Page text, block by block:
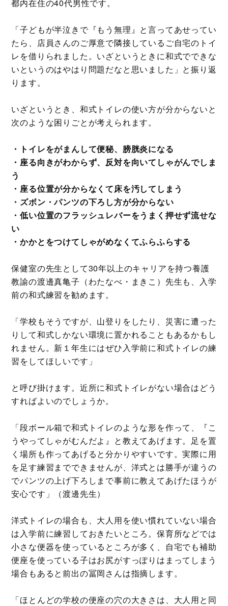
都内在住の40代男性です。
「子どもが半泣きで『もう無理』と言ってあせってい
たら、店員さんのご厚意で隣接しているご自宅のトイ
レを借りられました。いざというときに和式でできな
いというのはやはり問題だなと思いました」と振り返
ります。
いざというとき、和式トイレの使い方が分からないと
次のような困りごとが考えられます。
・トイレをがまんして便秘、膀胱炎になる
・座る向きがわからず、反対を向いてしゃがんでしま
う
・座る位置が分からなくて床を汚してしまう
・ズボン・パンツの下ろし方が分からない
・低い位置のフラッシュレバーをうまく押せず流せな
い
・かかとをつけてしゃがめなくてふらふらする
保健室の先生として30年以上のキャリアを持つ養護
教諭の渡邊真亀子（わたなべ・まきこ）先生も、入学
前の和式練習を勧めます。
「学校もそうですが、山登りをしたり、災害に遭った
りして和式しかない環境に置かれることもあるかもし
れません。新１年生にはぜひ入学前に和式トイレの練
習をしてほしいです」
と呼び掛けます。近所に和式トイレがない場合はどう
すればよいのでしょうか。
「段ボール箱で和式トイレのような形を作って、『こ
うやってしゃがむんだよ』と教えてあげます。足を置
く場所も作ってあげると分かりやすいです。実際に用
を足す練習までできませんが、洋式とは勝手が違うの
でパンツの上げ下ろしまで事前に教えてあげたほうが
安心です」（渡邊先生）
洋式トイレの場合も、大人用を使い慣れていない場合
は入学前に練習しておきたいところ。保育所などでは
小さな便器を使っているところが多く、自宅でも補助
便座を使っている子はお尻がすっぽりはまってしまう
場合もあると前出の冨岡さんは指摘します。
「ほとんどの学校の便座の穴の大きさは、大人用と同